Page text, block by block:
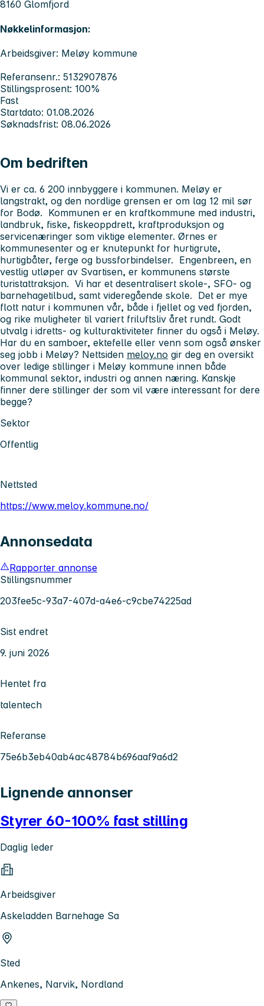
8160 Glomfjord
Nøkkelinformasjon:
Arbeidsgiver: Meløy kommune
Referansenr.: 5132907876
Stillingsprosent: 100%
Fast
Startdato: 01.08.2026
Søknadsfrist: 08.06.2026
Om bedriften
Vi er ca. 6 200 innbyggere i kommunen. Meløy er
langstrakt, og den nordlige grensen er om lag 12 mil sør
for Bodø. Kommunen er en kraftkommune med industri,
landbruk, fiske, fiskeoppdrett, kraftproduksjon og
servicenæringer som viktige elementer. Ørnes er
kommunesenter og er knutepunkt for hurtigrute,
hurtigbåter, ferge og bussforbindelser. Engenbreen, en
vestlig utløper av Svartisen, er kommunens største
turistattraksjon. Vi har et desentralisert skole-, SFO- og
barnehagetilbud, samt videregående skole. Det er mye
flott natur i kommunen vår, både i fjellet og ved fjorden,
og rike muligheter til variert friluftsliv året rundt. Godt
utvalg i idretts- og kulturaktiviteter finner du også i Meløy.
Har du en samboer, ektefelle eller venn som også ønsker
seg jobb i Meløy? Nettsiden meloy.no gir deg en oversikt
over ledige stillinger i Meløy kommune innen både
kommunal sektor, industri og annen næring. Kanskje
finner dere stillinger der som vil være interessant for dere
begge?
Sektor
Offentlig
Nettsted
https://www.meloy.kommune.no/
Annonsedata
Rapporter annonse
Stillingsnummer
203fee5c-93a7-407d-a4e6-c9cbe74225ad
Sist endret
9. juni 2026
Hentet fra
talentech
Referanse
75e6b3eb40ab4ac48784b696aaf9a6d2
Lignende annonser
Styrer 60-100% fast stilling
Daglig leder
Arbeidsgiver
Askeladden Barnehage Sa
Sted
Ankenes, Narvik, Nordland